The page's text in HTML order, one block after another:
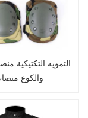
التمويه التكتيكية
والكوع